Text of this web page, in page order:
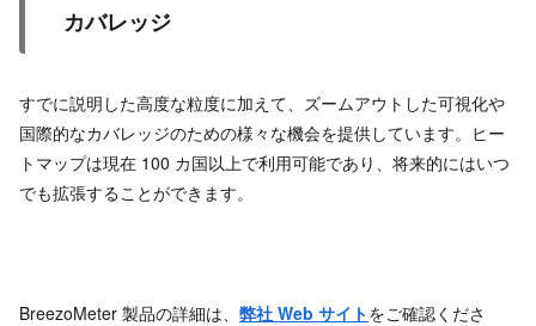
カバレッジ
すでに説明した高度な粒度に加えて、ズームアウトした可視化や
国際的なカバレッジのための様々な機会を提供しています。ヒー
トマップは現在 100 カ国以上で利用可能であり、将来的にはいつ
でも拡張することができます。
BreezoMeter 製品の詳細は、 弊社 Web サイトをご確認くださ